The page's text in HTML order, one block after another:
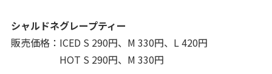
シャルドネグレープティー
販売価格：ICED S 290円、M 330円、L 420円
HOT S 290円、M 330円